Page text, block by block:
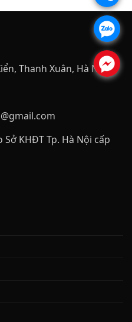
Thanh Xuân, Hà Nội
Sở KHĐT Tp. Hà Nội cấp
.
.